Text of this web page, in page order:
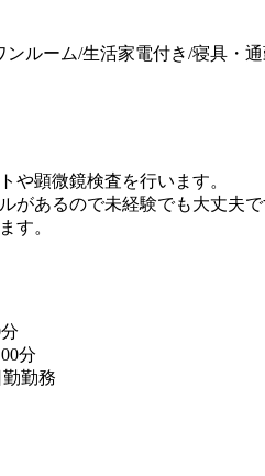
ルーム/生活家電付き/寝具・
や顕微鏡検査を行います。
があるので未経験でも大丈夫で
す。
分
勤務